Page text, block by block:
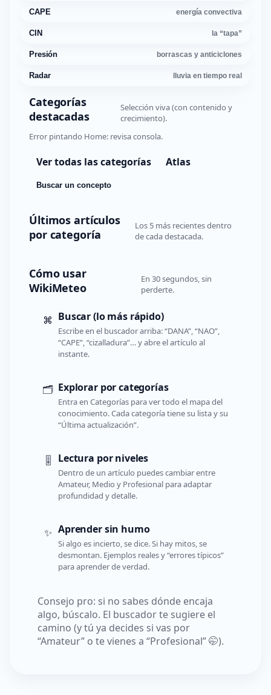
CAPE energía convectiva
CIN la “tapa”
Presión borrascas y anticiclones
Radar lluvia en tiempo real
Categorías
destacadas
Selección viva (con contenido y
crecimiento).
Error pintando Home: revisa consola.
Ver todas las categorías Atlas
Buscar un concepto
Últimos artículos
por categoría
Los 5 más recientes dentro
de cada destacada.
Cómo usar
WikiMeteo
En 30 segundos, sin
perderte.
⌘ Buscar (lo más rápido)
Escribe en el buscador arriba: “DANA”, “NAO”,
“CAPE”, “cizalladura”… y abre el artículo al
instante.
🗂️ Explorar por categorías
Entra en Categorías para ver todo el mapa del
conocimiento. Cada categoría tiene su lista y su
“Última actualización”.
🎚️ Lectura por niveles
Dentro de un artículo puedes cambiar entre
Amateur, Medio y Profesional para adaptar
profundidad y detalle.
✨ Aprender sin humo
Si algo es incierto, se dice. Si hay mitos, se
desmontan. Ejemplos reales y “errores típicos”
para aprender de verdad.
Consejo pro: si no sabes dónde encaja
algo, búscalo. El buscador te sugiere el
camino (y tú ya decides si vas por
“Amateur” o te vienes a “Profesional” 🤭).